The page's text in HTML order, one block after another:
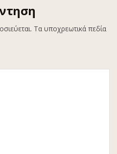
Τα υποχρεωτικά πεδία